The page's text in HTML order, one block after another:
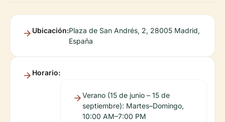
Ubicación:Plaza de San Andrés, 2, 28005 Madrid,
España
Horario:
Verano (15 de junio – 15 de
septiembre): Martes–Domingo,
10:00 AM–7:00 PM